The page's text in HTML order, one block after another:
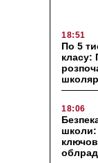
18:51
По 5
класу:
18:06
школи: